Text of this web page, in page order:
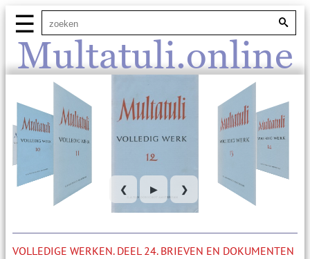
Multatuli.online
☰
❮ ▶ ❯
VOLLEDIGE WERKEN. DEEL 24. BRIEVEN EN DOKUMENTEN